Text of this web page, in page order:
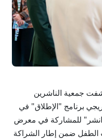
/ كشفت جمعية الناشرين
برنامج "الإطلاق" في
للمشاركة في معرض
الطفل ضمن إطار الشراكة